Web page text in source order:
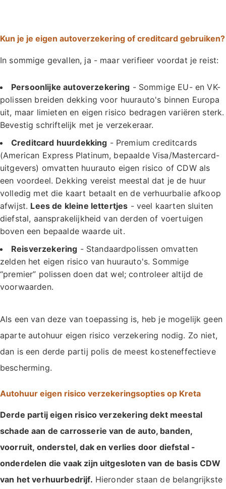
Kun je je eigen autoverzekering of creditcard gebruiken?
In sommige gevallen, ja - maar verifieer voordat je reist:
Persoonlijke autoverzekering - Sommige EU- en VK-
polissen breiden dekking voor huurauto's binnen Europa
uit, maar limieten en eigen risico bedragen variëren sterk.
Bevestig schriftelijk met je verzekeraar.
Creditcard huurdekking - Premium creditcards
(American Express Platinum, bepaalde Visa/Mastercard-
uitgevers) omvatten huurauto eigen risico of CDW als
een voordeel. Dekking vereist meestal dat je de huur
volledig met die kaart betaalt en de verhuurbalie afkoop
afwijst. Lees de kleine lettertjes - veel kaarten sluiten
diefstal, aansprakelijkheid van derden of voertuigen
boven een bepaalde waarde uit.
Reisverzekering - Standaardpolissen omvatten
zelden het eigen risico van huurauto's. Sommige
“premier” polissen doen dat wel; controleer altijd de
voorwaarden.
Als een van deze van toepassing is, heb je mogelijk geen
aparte autohuur eigen risico verzekering nodig. Zo niet,
dan is een derde partij polis de meest kosteneffectieve
bescherming.
Autohuur eigen risico verzekeringsopties op Kreta
Derde partij eigen risico verzekering dekt meestal
schade aan de carrosserie van de auto, banden,
voorruit, onderstel, dak en verlies door diefstal -
onderdelen die vaak zijn uitgesloten van de basis CDW
van het verhuurbedrijf. Hieronder staan de belangrijkste